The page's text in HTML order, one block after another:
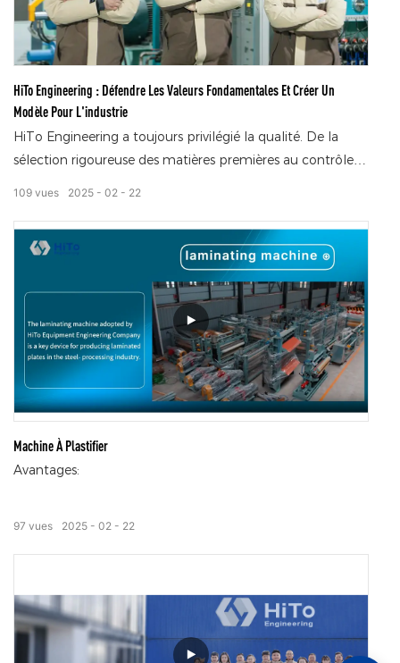
HiTo Engineering : Défendre Les Valeurs Fondamentales Et Créer Un
Modèle Pour L'industrie
HiTo Engineering a toujours privilégié la qualité. De la
sélection rigoureuse des matières premières au contrôle
dans une optique de recherche constante de l'excellence,
afin de fournir à ses clients des produits irréprochables.
L'innovation est le moteur du développement.
L'entreprise encourage ses employés à explorer de
nouvelles technologies et méthodes, et à optimiser en
permanence les processus de production et les
performances des produits. Investissant activement dans
la recherche et le développement, nous nous engageons
à réaliser des avancées technologiques majeures dans la
transformation de l'acier et d'autres domaines, et à
2025 02 22
109 vues
Machine À Plastifier
Avantages:
vitesse de traitement dépasse celle des produits de la
même industrie.
2025 02 22
97 vues